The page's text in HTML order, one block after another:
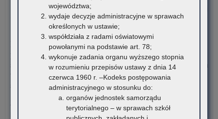
7 sierpnia 2026
Informacja o liczbie wolnych miejsc na semestr pierwszy klas I
publicznych szkół policealnych, branżowych szkół II stopnia i
szkół dla dorosłych (publicznych liceów ogólnokształcących) na
terenie województwa małopolskiego – rekrutacja na rok
szkolny 2026/2027
Załączniki Informacja o liczbie wolnych miejsc na semestr
województwa;
wydaje decyzje administracyjne w sprawach
określonych w ustawie;
współdziała z radami oświatowymi
powołanymi na podstawie art. 78;
wykonuje zadania organu wyższego stopnia
w rozumieniu przepisów ustawy z dnia 14
czerwca 1960 r. –Kodeks postępowania
administracyjnego w stosunku do:
organów jednostek samorządu
terytorialnego – w sprawach szkół